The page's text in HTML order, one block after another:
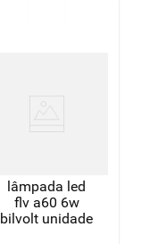
lâmpada led
flv a60 6w
bilvolt unidade